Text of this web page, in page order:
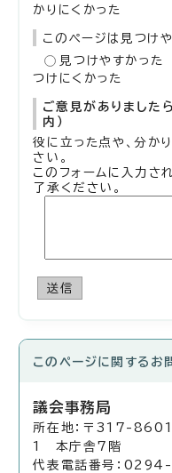
かりにくかった
このページは見つけ
見つけやすかった
つけにくかった
ご意見がありました
内）
役に立った点や、分か
さい。
このフォームに入力さ
了承ください。
送信
このページに関する お
議会事務局
所在地：〒317-
1 本庁舎7階
代表電話番号：